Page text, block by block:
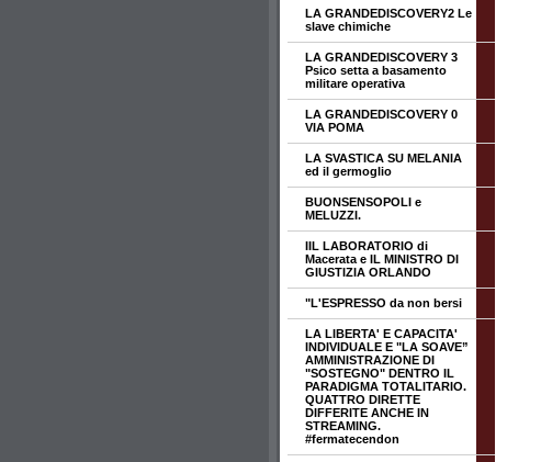
LA GRANDEDISCOVERY2 Le
slave chimiche
LA GRANDEDISCOVERY 3
Psico setta a basamento
militare operativa
LA GRANDEDISCOVERY 0
VIA POMA
LA SVASTICA SU MELANIA
ed il germoglio
BUONSENSOPOLI e
MELUZZI.
IIL LABORATORIO di
Macerata e IL MINISTRO DI
GIUSTIZIA ORLANDO
"L'ESPRESSO da non bersi
LA LIBERTA' E CAPACITA'
INDIVIDUALE E "LA SOAVE”
AMMINISTRAZIONE DI
"SOSTEGNO" DENTRO IL
PARADIGMA TOTALITARIO.
QUATTRO DIRETTE
DIFFERITE ANCHE IN
STREAMING.
#fermatecendon